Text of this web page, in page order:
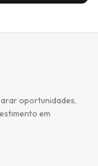
oportunidades,
em